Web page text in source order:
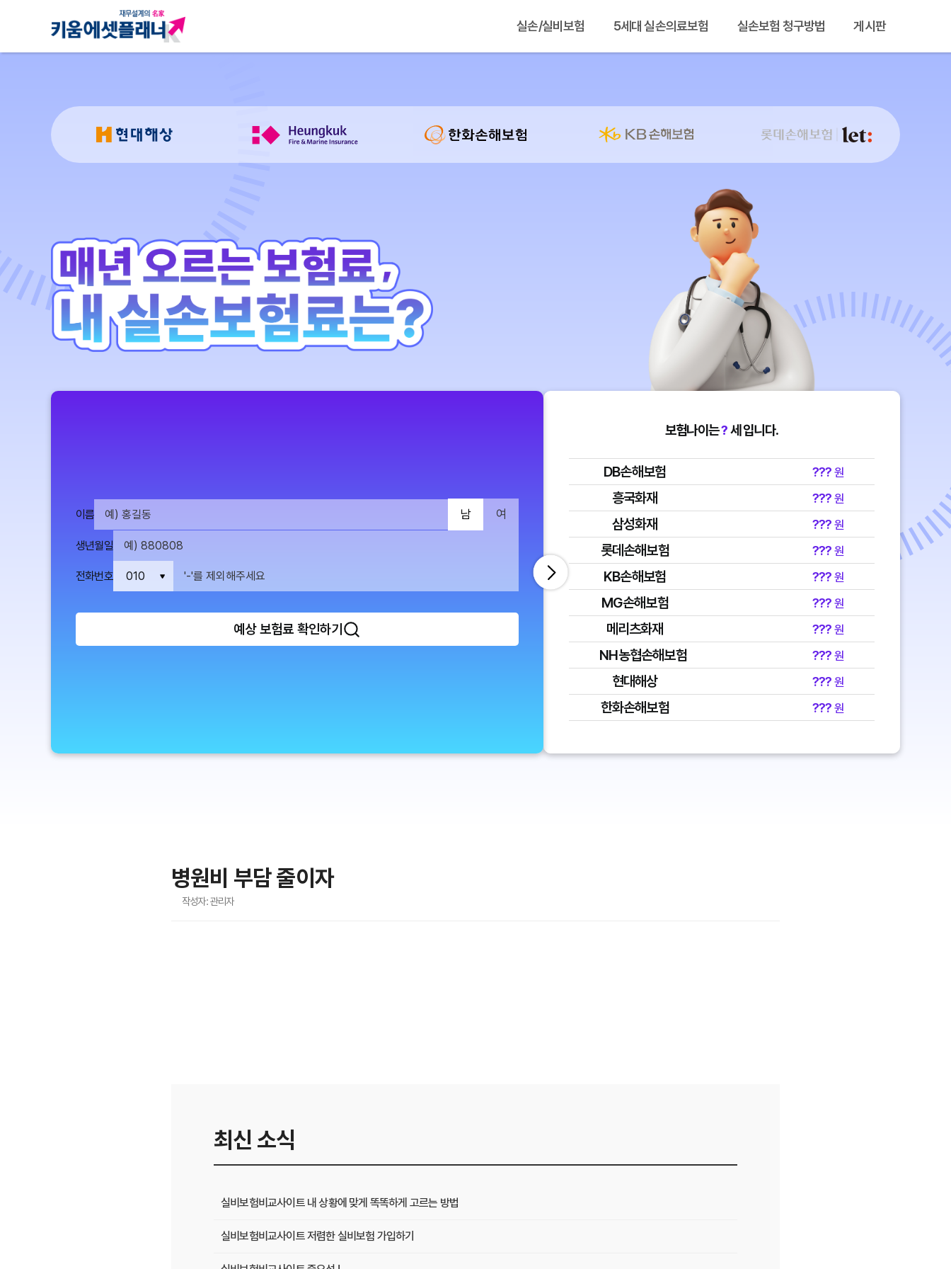
실손/실비보험 5세대 실손의료보험 실손보험 청구방법 게시판
이름 남 여
생년월일
전화번호
예상 보험료 확인하기
보험나이는?세 입니다.
DB손해보험 ??? 원
흥국화재 ??? 원
삼성화재 ??? 원
롯데손해보험 ??? 원
KB손해보험 ??? 원
MG손해보험 ??? 원
메리츠화재 ??? 원
NH농협손해보험 ??? 원
현대해상 ??? 원
한화손해보험 ??? 원
병원비 부담 줄이자
작성자: 관리자
최신 소식
실비보험비교사이트 내 상황에 맞게 똑똑하게 고르는 방법
실비보험비교사이트 저렴한 실비보험 가입하기